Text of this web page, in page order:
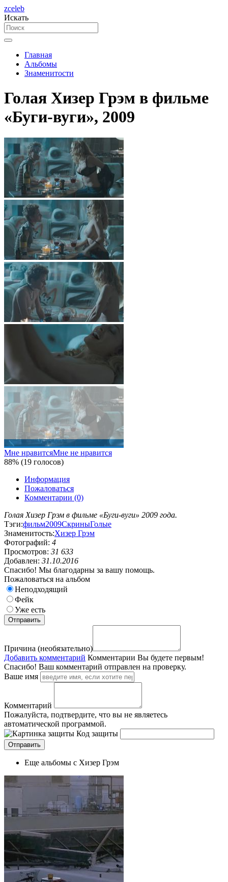
zceleb
Искать
Главная
Альбомы
Знаменитости
Голая Хизер Грэм в фильме
«Буги-вуги», 2009
Мне нравитсяМне не нравится
88% (19 голосов)
Информация
Пожаловаться
Комментарии (0)
Голая Хизер Грэм в фильме «Буги-вуги» 2009 года.
Тэги:фильм2009СкриныГолые
Знаменитость:Хизер Грэм
Фотографий: 4
Просмотров: 31 633
Добавлен: 31.10.2016
Спасибо! Мы благодарны за вашу помощь.
Пожаловаться на альбом
Неподходящий
Фейк
Уже есть
Причина (необязательно)
Добавить комментарий Комментарии Вы будете первым!
Спасибо! Ваш комментарий отправлен на проверку.
Ваше имя
Комментарий
Пожалуйста, подтвердите, что вы не являетесь
автоматической программой.
Код защиты
Еще альбомы с Хизер Грэм